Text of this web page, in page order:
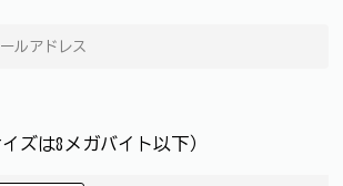
ズは8メガバイト以下）